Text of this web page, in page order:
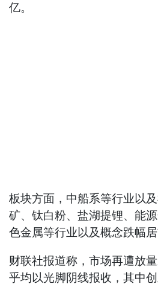
亿。
板块方面，中船系等行业以
矿、钛白粉、盐湖提锂、能
色金属等行业以及概念跌幅居
财联社报道称，市场再遭放
乎均以光脚阴线报收，其中